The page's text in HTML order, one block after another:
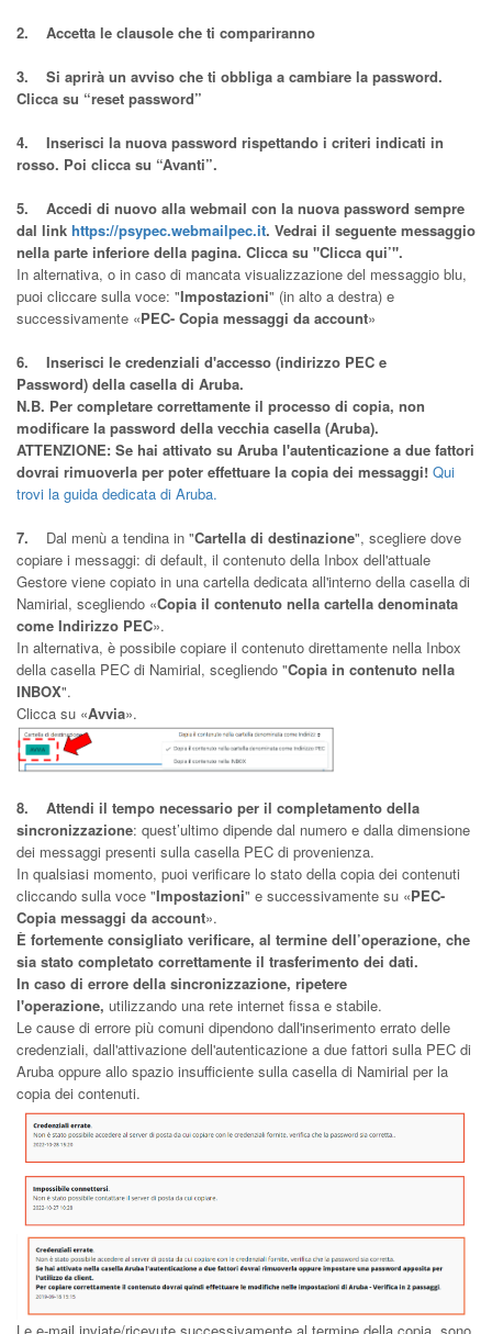
2. Accetta le clausole che ti compariranno
3. Si aprirà un avviso che ti obbliga a cambiare la password.
Clicca su “reset password”
4. Inserisci la nuova password rispettando i criteri indicati in
rosso. Poi clicca su “Avanti”.
5. Accedi di nuovo alla webmail con la nuova password sempre
dal link https://psypec.webmailpec.it. Vedrai il seguente messaggio
nella parte inferiore della pagina. Clicca su "Clicca qui’".
In alternativa, o in caso di mancata visualizzazione del messaggio blu,
puoi cliccare sulla voce: "Impostazioni" (in alto a destra) e
successivamente «PEC- Copia messaggi da account»
6.
Inserisci le credenziali d'accesso (indirizzo PEC e
Password) della casella di Aruba.
N.B. Per completare correttamente il processo di copia, non
modificare la password della vecchia casella (Aruba).
ATTENZIONE: Se hai attivato su Aruba l'autenticazione a due fattori
dovrai rimuoverla per poter effettuare la copia dei messaggi! Qui
trovi la guida dedicata di Aruba.
7. Dal menù a tendina in "Cartella di destinazione", scegliere dove
copiare i messaggi: di default, il contenuto della Inbox dell'attuale
Gestore viene copiato in una cartella dedicata all'interno della casella di
Namirial, scegliendo «Copia il contenuto nella cartella denominata
come Indirizzo PEC».
In alternativa, è possibile copiare il contenuto direttamente nella Inbox
della casella PEC di Namirial, scegliendo "Copia in contenuto nella
INBOX".
Clicca su «Avvia».
8. Attendi il tempo necessario per il completamento della
sincronizzazione: quest’ultimo dipende dal numero e dalla dimensione
dei messaggi presenti sulla casella PEC di provenienza.
In qualsiasi momento, puoi verificare lo stato della copia dei contenuti
cliccando sulla voce "Impostazioni" e successivamente su «PEC-
Copia messaggi da account».
È fortemente consigliato verificare, al termine dell’operazione, che
sia stato completato correttamente il trasferimento dei dati.
In caso di errore della sincronizzazione, ripetere
l'operazione, utilizzando una rete internet fissa e stabile.
Le cause di errore più comuni dipendono dall'inserimento errato delle
credenziali, dall'attivazione dell'autenticazione a due fattori sulla PEC di
Aruba oppure allo spazio insufficiente sulla casella di Namirial per la
copia dei contenuti.
Le e-mail inviate/ricevute successivamente al termine della copia, sono